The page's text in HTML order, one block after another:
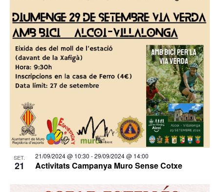
SET.
21 Activitats Campanya Muro Sense Cotxe
21/09/2024 @ 10:30 -29/09/2024 @ 14:00